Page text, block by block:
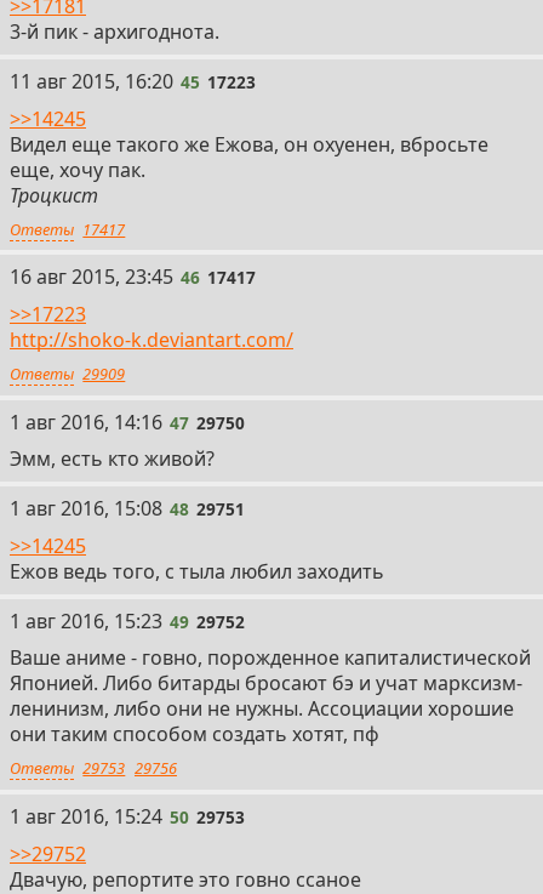
>>17181
3-й пик - архигоднота.
45
11 авг 2015, 16:20 45 17223
>>14245
Видел еще такого же Ежова, он охуенен, вбросьте
еще, хочу пак.
Троцкист
Ответы 17417
46
16 авг 2015, 23:45 46 17417
>>17223
http://shoko-k.deviantart.com/
Ответы 29909
47
1 авг 2016, 14:16 47 29750
Эмм, есть кто живой?
48
1 авг 2016, 15:08 48 29751
>>14245
Ежов ведь того, с тыла любил заходить
49
1 авг 2016, 15:23 49 29752
Ваше аниме - говно, порожденное капиталистической
Японией. Либо битарды бросают бэ и учат марксизм-
ленинизм, либо они не нужны. Ассоциации хорошие
они таким способом создать хотят, пф
Ответы 29753 29756
50
1 авг 2016, 15:24 50 29753
>>29752
Двачую, репортите это говно ссаное